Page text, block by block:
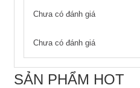
Chưa có đánh giá
Chưa có đánh giá
SẢN PHẨM HOT